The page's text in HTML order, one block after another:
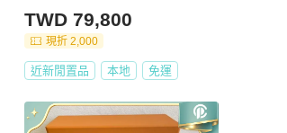
TWD 79,800
現折 2,000
近新閒置品 本地 免運